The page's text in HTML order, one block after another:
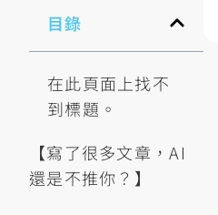
目錄
在此頁面上找不
到標題。
【寫了很多文章，AI
還是不推你？】